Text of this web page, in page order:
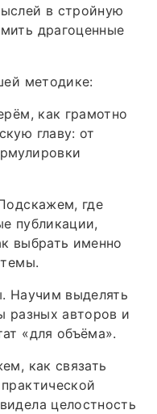
в стройную
драгоценные
методике:
как грамотно
главу: от
где
публикации,
выбрать именно
Научим выделять
разных авторов и
«для объёма».
как связать
целостность